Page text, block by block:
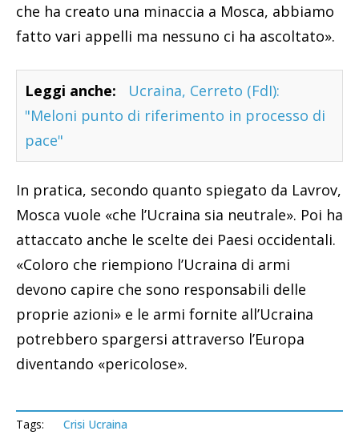
che ha creato una minaccia a Mosca, abbiamo
fatto vari appelli ma nessuno ci ha ascoltato».
Leggi anche:
Ucraina, Cerreto (FdI):
"Meloni punto di riferimento in processo di
pace"
In pratica, secondo quanto spiegato da Lavrov,
Mosca vuole «che l’Ucraina sia neutrale». Poi ha
attaccato anche le scelte dei Paesi occidentali.
«Coloro che riempiono l’Ucraina di armi
devono capire che sono responsabili delle
proprie azioni» e le armi fornite all’Ucraina
potrebbero spargersi attraverso l’Europa
diventando «pericolose».
Tags: Crisi Ucraina